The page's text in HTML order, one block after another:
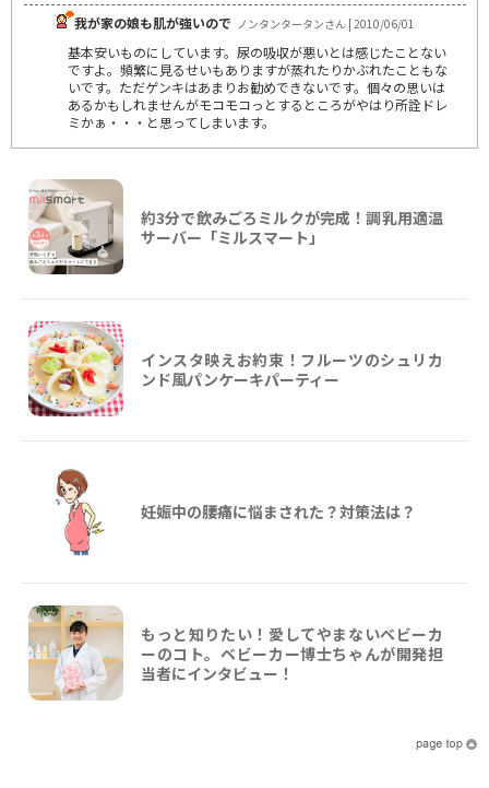
我が家の娘も肌が強いので ノンタンタータンさん | 2010/06/01
基本安いものにしています。尿の吸収が悪いとは感じたことない
ですよ。頻繁に見るせいもありますが蒸れたりかぶれたこともな
いです。ただゲンキはあまりお勧めできないです。個々の思いは
あるかもしれませんがモコモコっとするところがやはり所詮ドレ
ミかぁ・・・と思ってしまいます。
約3分で飲みごろミルクが完成！調乳用適温
サーバー「ミルスマート」
インスタ映えお約束！フルーツのシュリカ
ンド風パンケーキパーティー
妊娠中の腰痛に悩まされた？対策法は？
もっと知りたい！愛してやまないベビーカ
ーのコト。ベビーカー博士ちゃんが開発担
当者にインタビュー！